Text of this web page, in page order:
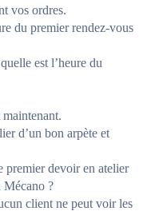
vos ordres.
du premier rendez-vous
est l’heure du
d’un bon arpète et
premier devoir en atelier
Mécano ?
client ne peut voir les